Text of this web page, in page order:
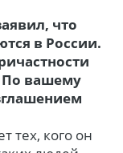
что
в России.
По вашему
тех, кого он